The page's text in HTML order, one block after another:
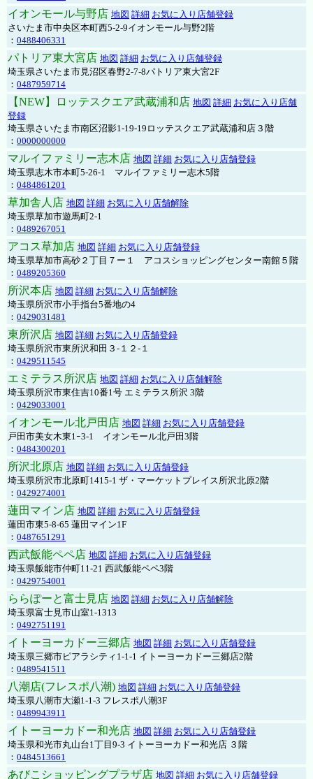
イオンモール与野店 地図 詳細 お気に入り店舗登録
さいたま市中央区本町西5-2-9イオンモール与野2階
： 0488406331
パトリア東大宮店 地図 詳細 お気に入り店舗登録
埼玉県さいたま市見沼区春野2-7-8パトリア東大宮2F
： 0487959714
【NEW】ロッテスクエア武蔵浦和店 地図 詳細 お気に入り店舗
登録
埼玉県さいたま市南区沼影1-19-19ロッテスクエア武蔵浦和店３階
： 0000000000
マルイファミリー志木店 地図 詳細 お気に入り店舗登録
埼玉県志木市本町5-26-1 マルイファミリー志木5階
： 0484861201
草加舎人店 地図 詳細 お気に入り店舗解除
埼玉県草加市遊馬町2-1
： 0489267051
アコス草加店 地図 詳細 お気に入り店舗登録
埼玉県草加市高砂２丁目７ー１ アコスショッピングセンター南館５階
： 0489205360
所沢本店 地図 詳細 お気に入り店舗解除
埼玉県所沢市小手指台5番地の4
： 0429031481
東所沢店 地図 詳細 お気に入り店舗登録
埼玉県所沢市東所沢和田３-１２-１
： 0429511545
エミテラス所沢店 地図 詳細 お気に入り店舗解除
埼玉県所沢市東住吉10番1号 エミテラス所沢 3階
： 0429033001
イオンモール北戸田店 地図 詳細 お気に入り店舗登録
戸田市美女木東1ｰ3‐1 イオンモール北戸田3階
： 0484300201
所沢北原店 地図 詳細 お気に入り店舗登録
埼玉県所沢市北原町1415-1 ザ・マーケットプレイス所沢北原2階
： 0429274001
蓮田マイン店 地図 詳細 お気に入り店舗登録
蓮田市東5-8-65 蓮田マイン1F
： 0487651291
西武飯能ペペ店 地図 詳細 お気に入り店舗登録
埼玉県飯能市仲町11-21 西武飯能ペペ3階
： 0429754001
ららぽーと富士見店 地図 詳細 お気に入り店舗解除
埼玉県富士見市山室1-1313
： 0492751191
イトーヨーカドー三郷店 地図 詳細 お気に入り店舗登録
埼玉県三郷市ピアラシティ1-1-1 イトーヨーカドー三郷店2階
： 0489541511
八潮店(フレスポ八潮) 地図 詳細 お気に入り店舗登録
埼玉県八潮市大瀬1-1-3 フレスポ八潮3F
： 0489943911
イトーヨーカドー和光店 地図 詳細 お気に入り店舗登録
埼玉県和光市丸山台1丁目9-3 イトーヨーカドー和光店 ３階
： 0484513661
あびこショッピングプラザ店 地図 詳細 お気に入り店舗登録